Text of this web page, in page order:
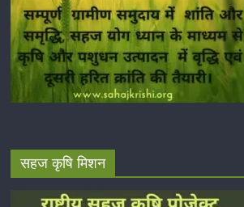
सहज कृषि मिशन